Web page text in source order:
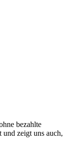
bezahlte
zeigt uns auch,